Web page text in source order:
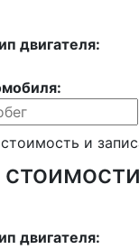
двигателя:
и
двигателя: